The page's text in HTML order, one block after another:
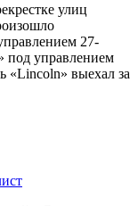
улиц
27-
под управлением
«Lincoln» выехал за